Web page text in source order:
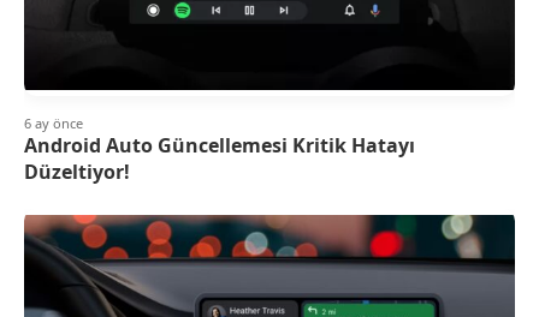
6 ay önce
Android Auto Güncellemesi Kritik Hatayı
Düzeltiyor!